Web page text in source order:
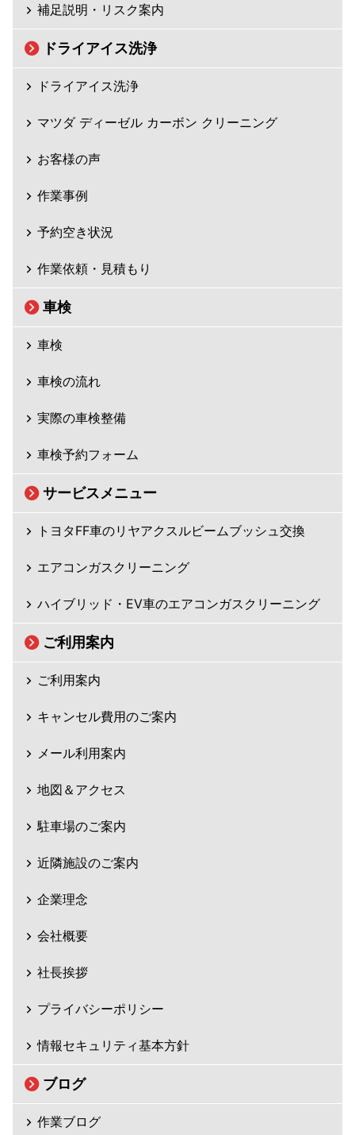
補足説明・リスク案内
ドライアイス洗浄
ドライアイス洗浄
マツダ ディーゼル カーボン クリーニング
お客様の声
作業事例
予約空き状況
作業依頼・見積もり
車検
車検
車検の流れ
実際の車検整備
車検予約フォーム
サービスメニュー
トヨタFF車のリヤアクスルビームブッシュ交換
エアコンガスクリーニング
ハイブリッド・EV車のエアコンガスクリーニング
ご利用案内
ご利用案内
キャンセル費用のご案内
メール利用案内
地図＆アクセス
駐車場のご案内
近隣施設のご案内
企業理念
会社概要
社長挨拶
プライバシーポリシー
情報セキュリティ基本方針
ブログ
作業ブログ